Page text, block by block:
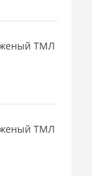
ТМЛ
ТМЛ